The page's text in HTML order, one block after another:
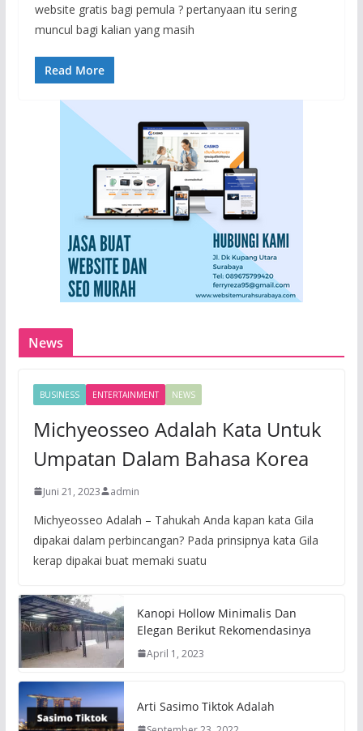
website gratis bagi pemula ? pertanyaan itu sering
muncul bagi kalian yang masih
Read More
News
BUSINESS ENTERTAINMENT NEWS
Michyeosseo Adalah Kata Untuk
Umpatan Dalam Bahasa Korea
Juni 21, 2023 admin
Michyeosseo Adalah – Tahukah Anda kapan kata Gila
dipakai dalam perbincangan? Pada prinsipnya kata Gila
kerap dipakai buat memaki suatu
Kanopi Hollow Minimalis Dan
Elegan Berikut Rekomendasinya
April 1, 2023
Arti Sasimo Tiktok Adalah